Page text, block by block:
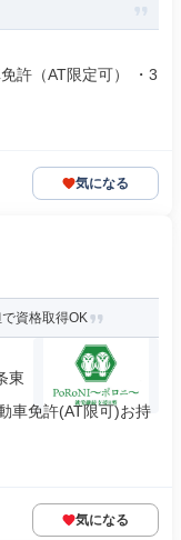
許（AT限定可） ・3
気になる
資格取得OK
東
車免許(AT限可)お持
気になる